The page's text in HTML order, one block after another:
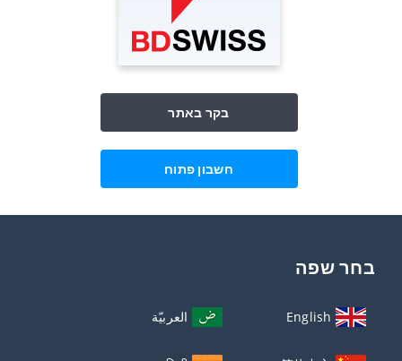
בקר באתר
חשבון פתוח
בחר שפה
English العربيّة